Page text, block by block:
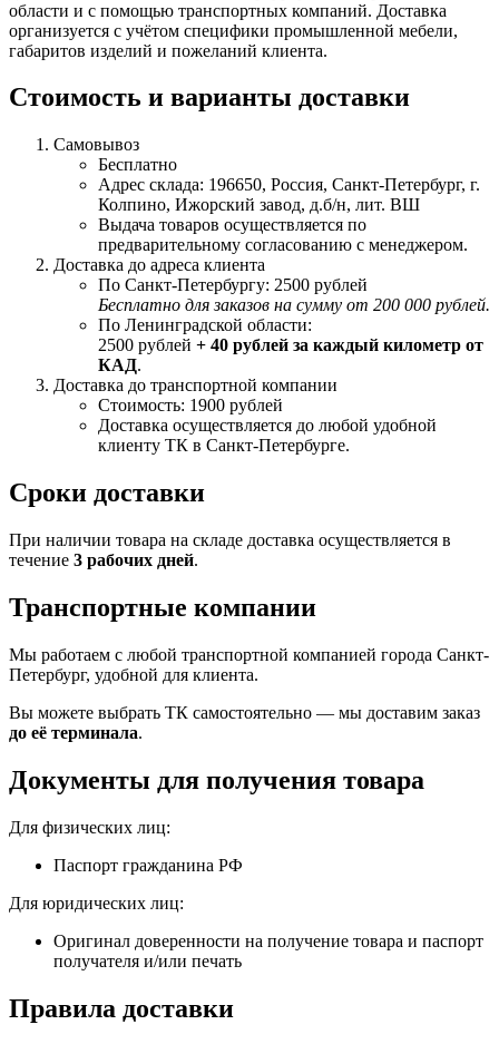
области и с помощью транспортных компаний. Доставка
организуется с учётом специфики промышленной мебели,
габаритов изделий и пожеланий клиента.
Стоимость и варианты доставки
Самовывоз
Бесплатно
Адрес склада: 196650, Россия, Санкт-Петербург, г.
Колпино, Ижорский завод, д.б/н, лит. ВШ
Выдача товаров осуществляется по
предварительному согласованию с менеджером.
Доставка до адреса клиента
По Санкт-Петербургу: 2500 рублей
Бесплатно для заказов на сумму от 200 000 рублей.
По Ленинградской области:
2500 рублей + 40 рублей за каждый километр от
КАД.
Доставка до транспортной компании
Стоимость: 1900 рублей
Доставка осуществляется до любой удобной
клиенту ТК в Санкт-Петербурге.
Сроки доставки
При наличии товара на складе доставка осуществляется в
течение 3 рабочих дней.
Транспортные компании
Мы работаем с любой транспортной компанией города Санкт-
Петербург, удобной для клиента.
Вы можете выбрать ТК самостоятельно — мы доставим заказ
до её терминала.
Документы для получения товара
Для физических лиц:
Паспорт гражданина РФ
Для юридических лиц:
Оригинал доверенности на получение товара и паспорт
получателя и/или печать
Правила доставки